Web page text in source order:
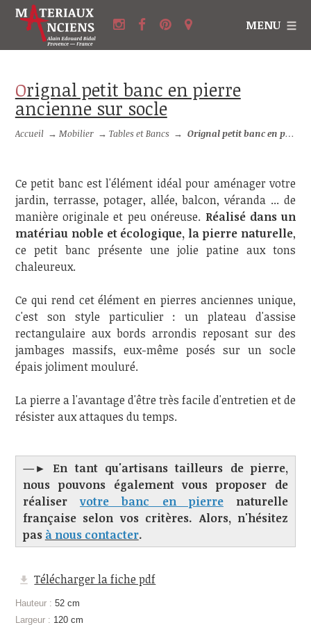
MENU
Orignal petit banc en pierre
ancienne sur socle
Accueil → Mobilier →Tables et Bancs → Orignal petit banc en pierre ancienne sur socle
Ce petit banc est l'élément idéal pour aménager votre
jardin, terrasse, potager, allée, balcon, véranda ... de
manière originale et peu onéreuse. Réalisé dans un
matériau noble et écologique, la pierre naturelle,
ce petit banc présente une jolie patine aux tons
chaleureux.
Ce qui rend cet élément en pierres anciennes unique,
c'est son style particulier : un plateau d'assise
rectangulaire aux bords arrondis reposant sur des
jambages massifs, eux-même posés sur un socle
épais joliment mouluré.
La pierre a l'avantage d'être très facile d'entretien et de
résister aux attaques du temps.
—► En tant qu'artisans tailleurs de pierre,
nous pouvons également vous proposer de
réaliservotre banc en pierrenaturelle
française selon vos critères. Alors, n'hésitez
pas à nous contacter.
Télécharger la fiche pdf
Hauteur : 52 cm
Largeur : 120 cm